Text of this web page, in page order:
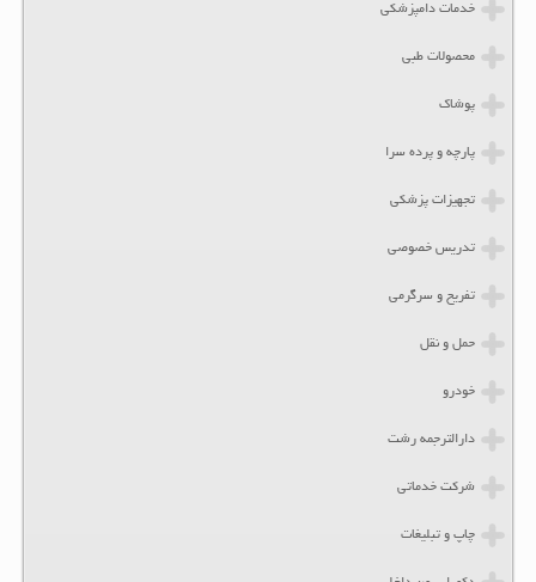
خدمات دامپزشکی
محصولات طبی
پوشاک
پارچه و پرده سرا
تجهیزات پزشکی
تدریس خصوصی
تفریح و سرگرمی
حمل و نقل
خودرو
دارالترجمه رشت
شرکت خدماتی
چاپ و تبلیغات